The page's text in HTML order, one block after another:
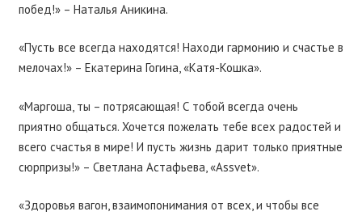
побед!» – Наталья Аникина.
«Пусть все всегда находятся! Находи гармонию и счастье в
мелочах!» – Екатерина Гогина, «Катя-Кошка».
«Маргоша, ты – потрясающая! С тобой всегда очень
приятно общаться. Хочется пожелать тебе всех радостей и
всего счастья в мире! И пусть жизнь дарит только приятные
сюрпризы!» – Светлана Астафьева, «Assvet».
«Здоровья вагон, взаимопонимания от всех, и чтобы все